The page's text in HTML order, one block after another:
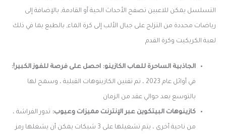
التسلسل يمكن للاعبين تصفح الأحداث الحية أو القادمة, بالإضافة إلى
رياضات محددة من التزلج على جبال الألب إلى كرة الماء, بالطبع بما في ذلك
لعبة الكريكيت وكرة القدم
الجاذبية الساحرة للعاب الكازينو: احصل على فرصة للفوز الكبير!:
في أوائل عام 2023 ، تم تقنين الكازينوهات القبلية ، وسمح لها
بالتوسع بعد حوالي عقد من الزمان
كازينوهات البيتكوين عبر الإنترنت مميزات وعيوب: تدور الفراشة ،
من ناحية أخرى ، يتم تشغيلها على 3 شبكات يمكن أن يشغلها رمز